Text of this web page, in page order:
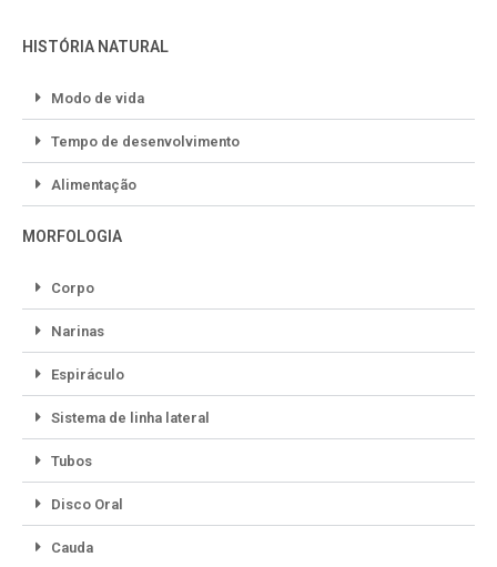
HISTÓRIA NATURAL
Modo de vida
Tempo de desenvolvimento
Alimentação
MORFOLOGIA
Corpo
Narinas
Espiráculo
Sistema de linha lateral
Tubos
Disco Oral
Cauda